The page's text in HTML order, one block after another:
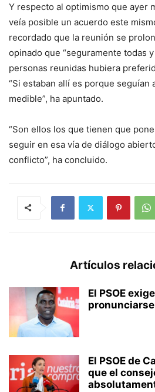
Y respecto al optimismo que ayer
veía posible un acuerdo este
recordado que la reunión se
opinado que “seguramente todas
personas reunidas hubiera
“Si estaban allí es porque seguían
medible”, ha apuntado.
“Son ellos los que tienen que
seguir en esa vía de diálogo
conflicto”, ha concluido.
Artículos
El PSOE
El PSOE de
que el